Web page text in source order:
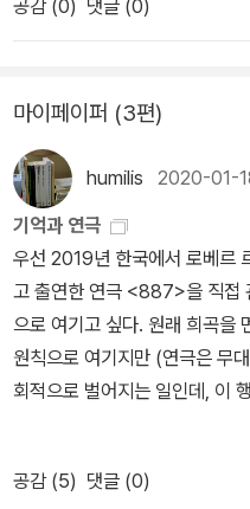
면 백지 상태로 돌아가지만, 밀
프로이트는 우리의 정신 기관
생에 관한 당대 최첨단 기술인
서 지대한 역할을 했으며 시각
어졌다. 이처럼 플라톤에서부
연대기적으로 살펴보면, 기억
을 알 수 있다. 드레이퍼의 사진
골턴의 합성사진, 헐의 ‘정신적
날 자연의 기억과 가장 가까운
“기억의 역사를 살펴보는 일은
도 비슷하다.”(p. 13) 기억의 은
계’처럼 끊임없이 모습을 바꿔
고 왜곡되고 추가되고 겹쳐지는
공감 (0) 댓글 (0)
마이페이퍼 (3편)
humilis 2020-01-
기억과 연극
우선 2019년 한국에서 로베
고 출연한 연극 <887>을 직접
으로 여기고 싶다. 원래 희곡을
원칙으로 여기지만 (연극은 무
회적으로 벌어지는 일인데, 이
않고 관람한다는 것은 연극을
생각하기 때문이다), 로베르 르
공감 (5) 댓글 (0)